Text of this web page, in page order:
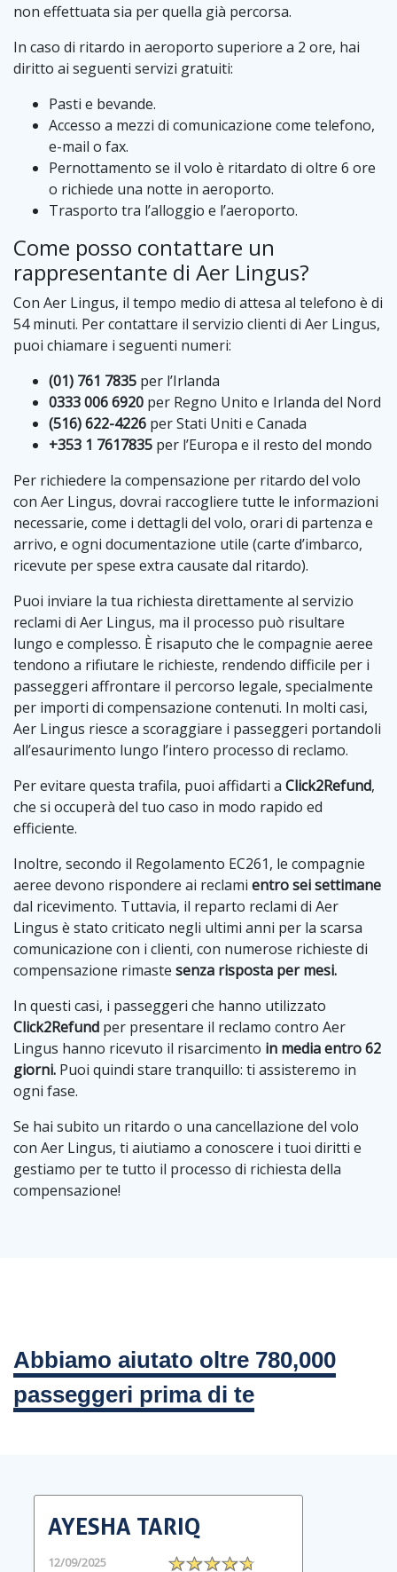
non effettuata sia per quella già percorsa.
In caso di ritardo in aeroporto superiore a 2 ore, hai
diritto ai seguenti servizi gratuiti:
Pasti e bevande.
Accesso a mezzi di comunicazione come telefono,
e-mail o fax.
Pernottamento se il volo è ritardato di oltre 6 ore
o richiede una notte in aeroporto.
Trasporto tra l’alloggio e l’aeroporto.
Come posso contattare un
rappresentante di Aer Lingus?
Con Aer Lingus, il tempo medio di attesa al telefono è di
54 minuti. Per contattare il servizio clienti di Aer Lingus,
puoi chiamare i seguenti numeri:
(01) 761 7835 per l’Irlanda
0333 006 6920 per Regno Unito e Irlanda del Nord
(516) 622-4226 per Stati Uniti e Canada
+353 1 7617835 per l’Europa e il resto del mondo
Per richiedere la compensazione per ritardo del volo
con Aer Lingus, dovrai raccogliere tutte le informazioni
necessarie, come i dettagli del volo, orari di partenza e
arrivo, e ogni documentazione utile (carte d’imbarco,
ricevute per spese extra causate dal ritardo).
Puoi inviare la tua richiesta direttamente al servizio
reclami di Aer Lingus, ma il processo può risultare
lungo e complesso. È risaputo che le compagnie aeree
tendono a rifiutare le richieste, rendendo difficile per i
passeggeri affrontare il percorso legale, specialmente
per importi di compensazione contenuti. In molti casi,
Aer Lingus riesce a scoraggiare i passeggeri portandoli
all’esaurimento lungo l’intero processo di reclamo.
Per evitare questa trafila, puoi affidarti a Click2Refund,
che si occuperà del tuo caso in modo rapido ed
efficiente.
Inoltre, secondo il Regolamento EC261, le compagnie
aeree devono rispondere ai reclami entro sei settimane
dal ricevimento. Tuttavia, il reparto reclami di Aer
Lingus è stato criticato negli ultimi anni per la scarsa
comunicazione con i clienti, con numerose richieste di
compensazione rimaste senza risposta per mesi.
In questi casi, i passeggeri che hanno utilizzato
Click2Refund per presentare il reclamo contro Aer
Lingus hanno ricevuto il risarcimento in media entro 62
giorni. Puoi quindi stare tranquillo: ti assisteremo in
ogni fase.
Se hai subito un ritardo o una cancellazione del volo
con Aer Lingus, ti aiutiamo a conoscere i tuoi diritti e
gestiamo per te tutto il processo di richiesta della
compensazione!
Abbiamo aiutato oltre 780,000
passeggeri prima di te
AYESHA TARIQ
12/09/2025